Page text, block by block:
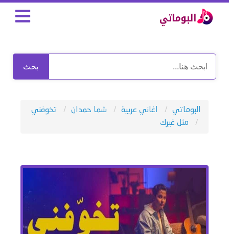
بحث
البوماتي اغاني عربية شما حمدان
تخوفني
مثل غيرك